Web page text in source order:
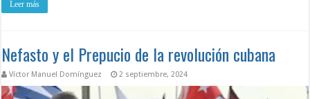
Leer más
Nefasto y el Prepucio de la revolución cubana
Víctor Manuel Domínguez 2 septiembre, 2024